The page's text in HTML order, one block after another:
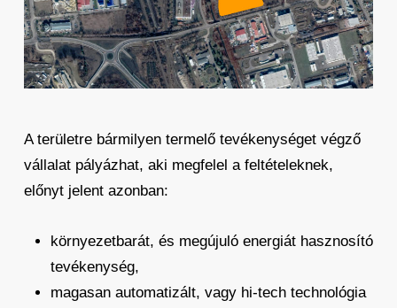
A területre bármilyen termelő tevékenységet végző
vállalat pályázhat, aki megfelel a feltételeknek,
előnyt jelent azonban:
környezetbarát, és megújuló energiát hasznosító
tevékenység,
magasan automatizált, vagy hi-tech technológia